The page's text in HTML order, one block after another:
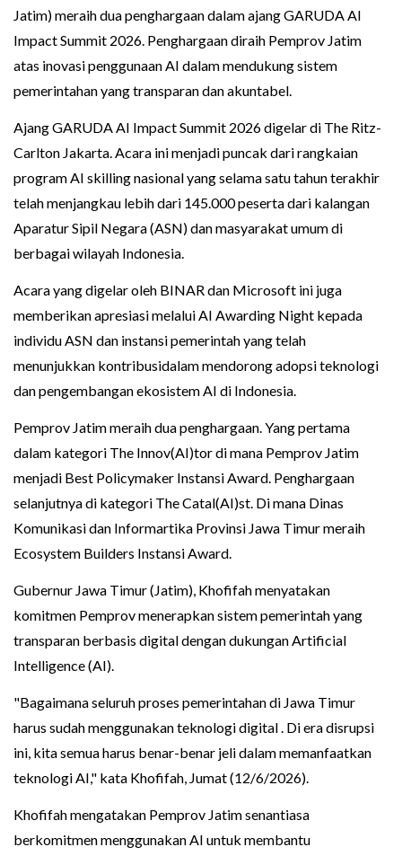
Jatim) meraih dua penghargaan dalam ajang GARUDA AI
Impact Summit 2026. Penghargaan diraih Pemprov Jatim
atas inovasi penggunaan AI dalam mendukung sistem
pemerintahan yang transparan dan akuntabel.
Ajang GARUDA AI Impact Summit 2026 digelar di The Ritz-
Carlton Jakarta. Acara ini menjadi puncak dari rangkaian
program AI skilling nasional yang selama satu tahun terakhir
telah menjangkau lebih dari 145.000 peserta dari kalangan
Aparatur Sipil Negara (ASN) dan masyarakat umum di
berbagai wilayah Indonesia.
Acara yang digelar oleh BINAR dan Microsoft ini juga
memberikan apresiasi melalui AI Awarding Night kepada
individu ASN dan instansi pemerintah yang telah
menunjukkan kontribusidalam mendorong adopsi teknologi
dan pengembangan ekosistem AI di Indonesia.
Pemprov Jatim meraih dua penghargaan. Yang pertama
dalam kategori The Innov(AI)tor di mana Pemprov Jatim
menjadi Best Policymaker Instansi Award. Penghargaan
selanjutnya di kategori The Catal(AI)st. Di mana Dinas
Komunikasi dan Informartika Provinsi Jawa Timur meraih
Ecosystem Builders Instansi Award.
Gubernur Jawa Timur (Jatim), Khofifah menyatakan
komitmen Pemprov menerapkan sistem pemerintah yang
transparan berbasis digital dengan dukungan Artificial
Intelligence (AI).
"Bagaimana seluruh proses pemerintahan di Jawa Timur
harus sudah menggunakan teknologi digital . Di era disrupsi
ini, kita semua harus benar-benar jeli dalam memanfaatkan
teknologi AI," kata Khofifah, Jumat (12/6/2026).
Khofifah mengatakan Pemprov Jatim senantiasa
berkomitmen menggunakan AI untuk membantu